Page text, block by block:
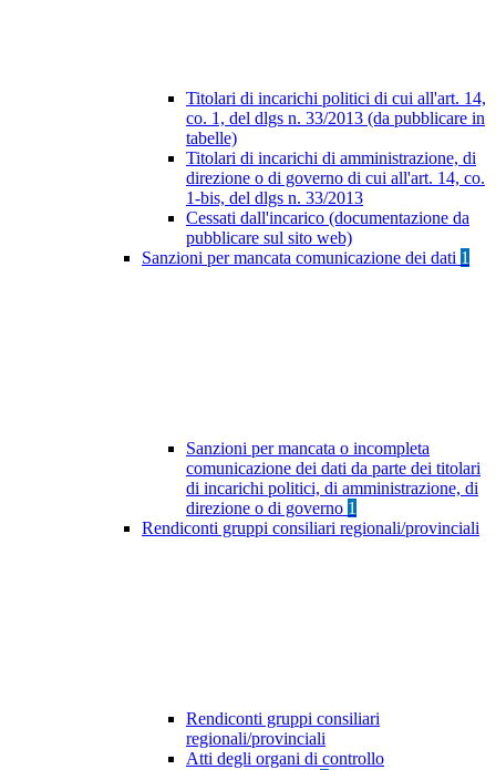
Titolari di incarichi politici di cui all'art. 14,
co. 1, del dlgs n. 33/2013 (da pubblicare in
tabelle)
Titolari di incarichi di amministrazione, di
direzione o di governo di cui all'art. 14, co.
1-bis, del dlgs n. 33/2013
Cessati dall'incarico (documentazione da
pubblicare sul sito web)
Sanzioni per mancata comunicazione dei dati 1
Sanzioni per mancata o incompleta
comunicazione dei dati da parte dei titolari
di incarichi politici, di amministrazione, di
direzione o di governo 1
Rendiconti gruppi consiliari regionali/provinciali
Rendiconti gruppi consiliari
regionali/provinciali
Atti degli organi di controllo